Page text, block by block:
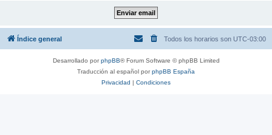
Índice general Todos los horarios son UTC-03:00
Desarrollado porphpBB® Forum Software © phpBB Limited
Traducción al español porphpBB España
Privacidad | Condiciones